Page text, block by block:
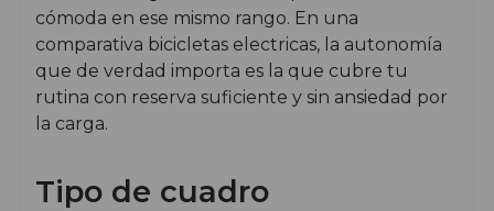
cómoda en ese mismo rango. En una
comparativa bicicletas electricas, la autonomía
que de verdad importa es la que cubre tu
rutina con reserva suficiente y sin ansiedad por
la carga.
Tipo de cuadro